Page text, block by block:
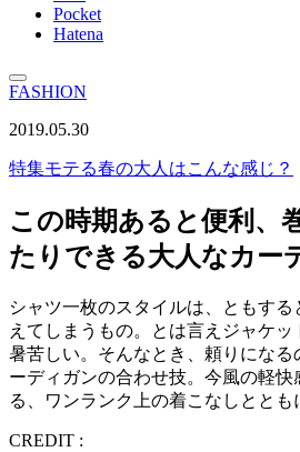
Pocket
Hatena
FASHION
2019.05.30
特集モテる春の大人はこんな感じ？
この時期あると便利、
たりできる大人なカー
シャツ一枚のスタイルは、ともす
えてしまうもの。とは言えジャケ
暑苦しい。そんなとき、頼りになる
ーディガンの合わせ技。今風の軽
る、ワンランク上の着こなしととも
CREDIT :